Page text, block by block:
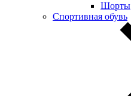
Шорты
Спортивная обувь